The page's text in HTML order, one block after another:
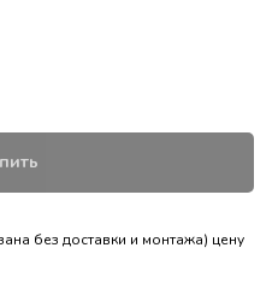
без доставки и монтажа) цену